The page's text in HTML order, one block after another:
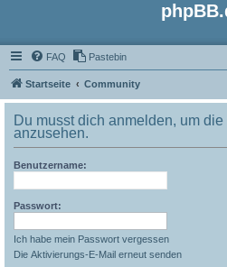
FAQ Pastebin
Startseite Community
Du musst dich anmelden, um
anzusehen.
Benutzername:
Passwort:
Ich habe mein Passwort vergessen
Die Aktivierungs-E-Mail erneut senden